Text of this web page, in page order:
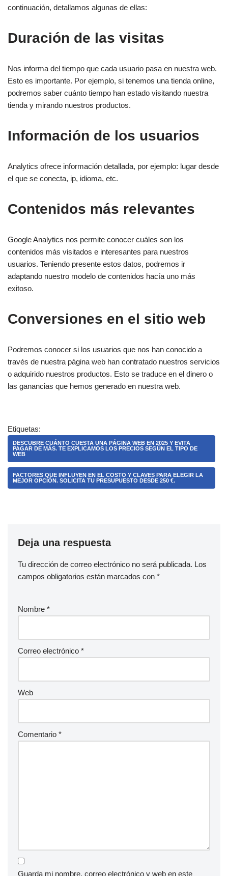
continuación, detallamos algunas de ellas:
Duración de las visitas
Nos informa del tiempo que cada usuario pasa en nuestra web.
Esto es importante. Por ejemplo, si tenemos una tienda online,
podremos saber cuánto tiempo han estado visitando nuestra
tienda y mirando nuestros productos.
Información de los usuarios
Analytics ofrece información detallada, por ejemplo: lugar desde
el que se conecta, ip, idioma, etc.
Contenidos más relevantes
Google Analytics nos permite conocer cuáles son los
contenidos más visitados e interesantes para nuestros
usuarios. Teniendo presente estos datos, podremos ir
adaptando nuestro modelo de contenidos hacía uno más
exitoso.
Conversiones en el sitio web
Podremos conocer si los usuarios que nos han conocido a
través de nuestra página web han contratado nuestros servicios
o adquirido nuestros productos. Esto se traduce en el dinero o
las ganancias que hemos generado en nuestra web.
Etiquetas:
DESCUBRE CUÁNTO CUESTA UNA PÁGINA WEB EN 2025 Y EVITA
PAGAR DE MÁS. TE EXPLICAMOS LOS PRECIOS SEGÚN EL TIPO DE
WEB
FACTORES QUE INFLUYEN EN EL COSTO Y CLAVES PARA ELEGIR LA
MEJOR OPCIÓN. SOLICITA TU PRESUPUESTO DESDE 250 €.
Deja una respuesta
Tu dirección de correo electrónico no será publicada. Los
campos obligatorios están marcados con *
Nombre *
Correo electrónico *
Web
Comentario *
Guarda mi nombre, correo electrónico y web en este